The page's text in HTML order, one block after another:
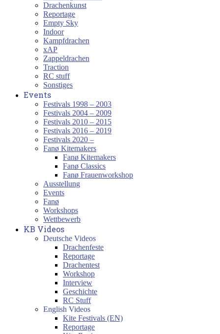
Drachenkunst
Reportage
Empty Sky
Indoor
Kampfdrachen
xAP
Zappeldrachen
Traction
RC stuff
Sonstiges
Events
Festivals 1998 – 2003
Festivals 2004 – 2009
Festivals 2010 – 2015
Festivals 2016 – 2019
Festivals 2020 –
Fanø Kitemakers
Fanø Kitemakers
Fanø Classics
Fanø Frauenworkshop
Ausstellung
Events
Fanø
Workshops
Wettbewerb
KB Videos
Deutsche Videos
Drachenfeste
Reportage
Drachentest
Workshop
Interview
Geschichte
RC Stuff
English Videos
Kite Festivals (EN)
Reportage